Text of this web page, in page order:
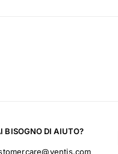
BISOGNO DI AIUTO?